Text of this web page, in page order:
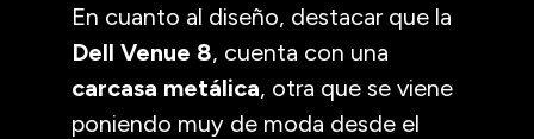
En cuanto al diseño, destacar que la
Dell Venue 8, cuenta con una
carcasa metálica, otra que se viene
poniendo muy de moda desde el